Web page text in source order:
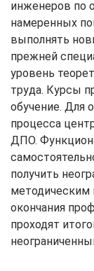
инженеров по
намеренных
выполнять
прежней
уровень
труда. Курсы
обучение. Для
процесса
ДПО.
получить
методическим
окончания
проходят